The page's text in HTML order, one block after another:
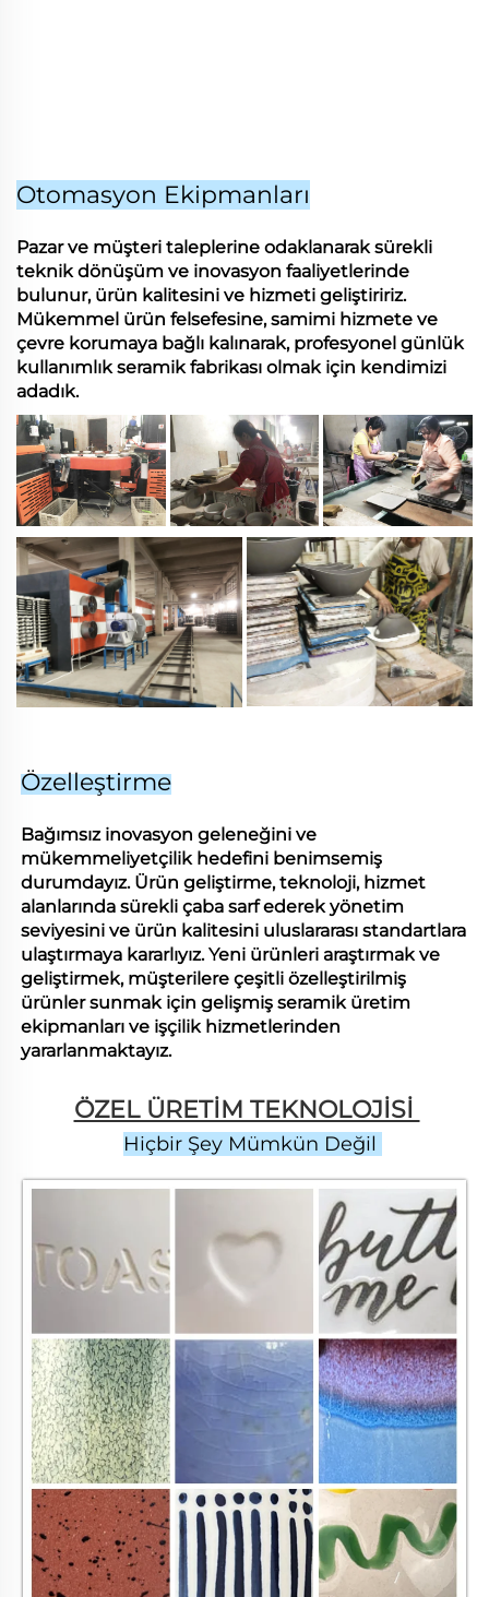
Otomasyon Ekipmanları
Pazar ve müşteri taleplerine odaklanarak sürekli
teknik dönüşüm ve inovasyon faaliyetlerinde
bulunur, ürün kalitesini ve hizmeti geliştiririz.
Mükemmel ürün felsefesine, samimi hizmete ve
çevre korumaya bağlı kalınarak, profesyonel günlük
kullanımlık seramik fabrikası olmak için kendimizi
adadık.
Özelleştirme
Bağımsız inovasyon geleneğini ve
mükemmeliyetçilik hedefini benimsemiş
durumdayız. Ürün geliştirme, teknoloji, hizmet
alanlarında sürekli çaba sarf ederek yönetim
seviyesini ve ürün kalitesini uluslararası standartlara
ulaştırmaya kararlıyız. Yeni ürünleri araştırmak ve
geliştirmek, müşterilere çeşitli özelleştirilmiş
ürünler sunmak için gelişmiş seramik üretim
ekipmanları ve işçilik hizmetlerinden
yararlanmaktayız.
ÖZEL ÜRETİM TEKNOLOJİSİ
Hiçbir Şey Mümkün Değil